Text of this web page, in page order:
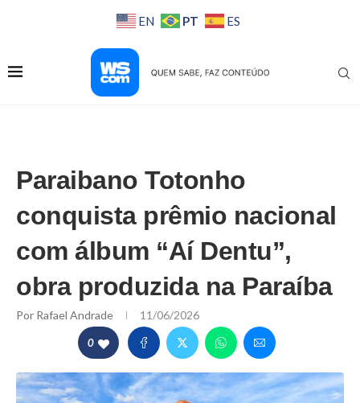
EN PT ES
Paraibano Totonho
conquista prêmio nacional
com álbum “Aí Dentu”,
obra produzida na Paraíba
Por Rafael Andrade 11/06/2026
0